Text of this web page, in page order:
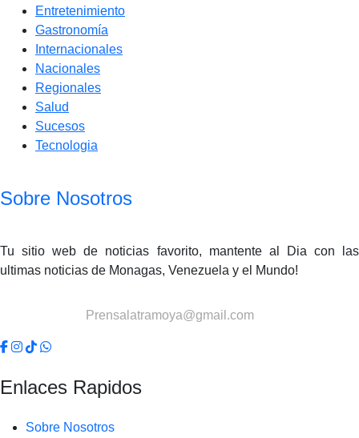
Entretenimiento
Gastronomía
Internacionales
Nacionales
Regionales
Salud
Sucesos
Tecnologia
Sobre Nosotros
Tu sitio web de noticias favorito, mantente al Dia con las
ultimas noticias de Monagas, Venezuela y el Mundo!
Prensalatramoya@gmail.com
Enlaces Rapidos
Sobre Nosotros